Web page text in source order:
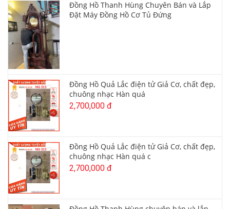
Đồng Hồ Thanh Hùng Chuyên Bán và Lắp
Đặt Máy Đồng Hồ Cơ Tủ Đứng
Đồng Hồ Quả Lắc điện tử Giả Cơ, chất đẹp,
chuông nhạc Hàn quá
2,700,000 đ
Đồng Hồ Quả Lắc điện tử Giả Cơ, chất đẹp,
chuông nhạc Hàn quá c
2,700,000 đ